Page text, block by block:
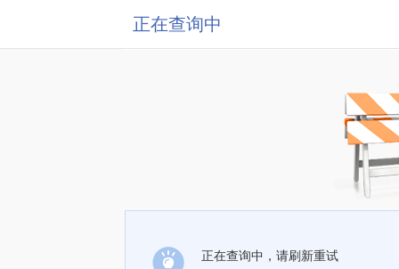
正在查询中
正在查询中，请刷新重试